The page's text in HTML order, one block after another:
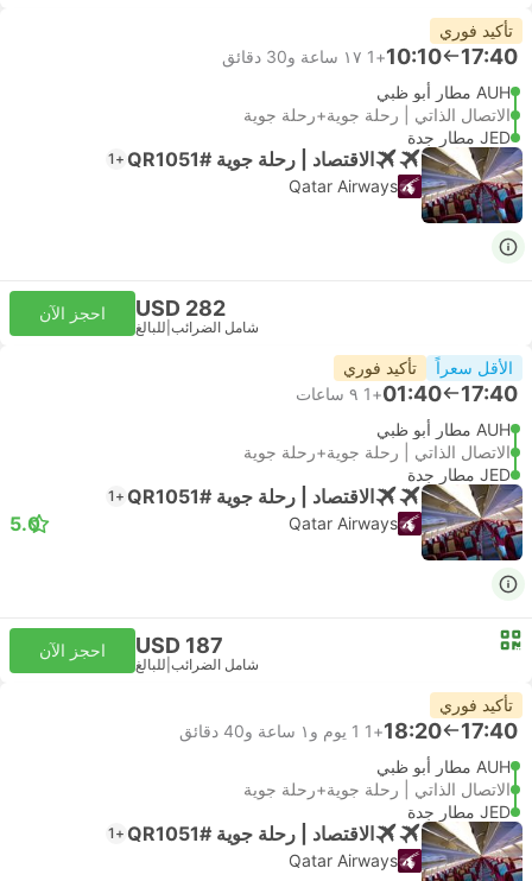
تأكيد فوري
17:40
10:10
+1
١٧ ساعة و‫30 دقائق
AUH مطار أبو ظبي
الاتصال الذاتي | رحلة جوية+رحلة جوية
JED مطار جدة
الاقتصاد | رحلة جوية #QR1051 +1
Qatar Airways
USD 282
شامل الضرائب للبالغ
احجز الآن
الأقل سعراً تأكيد فوري
17:40
01:40
+1
٩ ساعات
AUH مطار أبو ظبي
الاتصال الذاتي | رحلة جوية+رحلة جوية
JED مطار جدة
الاقتصاد | رحلة جوية #QR1051 +1
Qatar Airways
5.0
USD 187
شامل الضرائب للبالغ
احجز الآن
تأكيد فوري
17:40
18:20
+1
1 يوم و١ ساعة و‫40 دقائق
AUH مطار أبو ظبي
الاتصال الذاتي | رحلة جوية+رحلة جوية
JED مطار جدة
الاقتصاد | رحلة جوية #QR1051 +1
Qatar Airways